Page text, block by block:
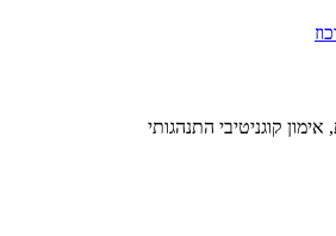
אימון קוגניטיבי התנהגותי